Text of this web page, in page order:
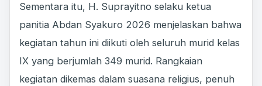
Sementara itu, H. Suprayitno selaku ketua
panitia Abdan Syakuro 2026 menjelaskan bahwa
kegiatan tahun ini diikuti oleh seluruh murid kelas
IX yang berjumlah 349 murid. Rangkaian
kegiatan dikemas dalam suasana religius, penuh